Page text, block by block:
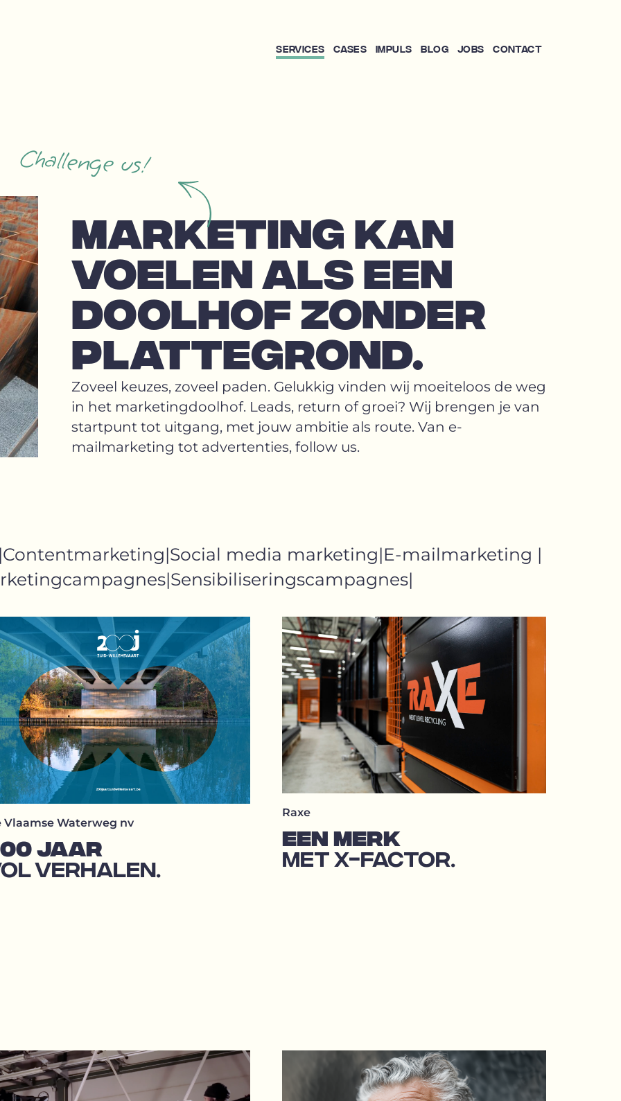
Services Cases Impuls Blog Jobs Contact
Challenge us!
MARKETING KAN
VOELEN ALS EEN
DOOLHOF ZONDER
PLATTEGROND.
Zoveel keuzes, zoveel paden. Gelukkig vinden wij moeiteloos de weg
in het marketingdoolhof. Leads, return of groei? Wij brengen je van
startpunt tot uitgang, met jouw ambitie als route. Van e-
mailmarketing tot advertenties, follow us.
Contentmarketing Social media marketing E-mailmarketing
Sensibiliseringscampagnes
Vlaamse Waterweg nv
JAAR
VERHALEN.
Raxe
EEN MERK
MET X-FACTOR.